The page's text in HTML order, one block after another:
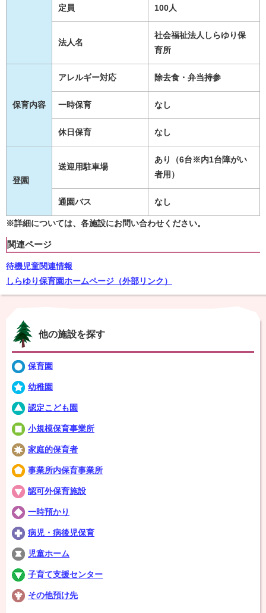
定員 100人
法人名
社会福祉法人しらゆり保
育所
保育内容
アレルギー対応 除去食・弁当持参
一時保育 なし
休日保育 なし
登園
送迎用駐車場
あり（6台※内1台障がい
者用）
通園バス なし
※詳細については、各施設にお問い合わせください。
関連ページ
待機児童関連情報
しらゆり保育園ホームページ（外部リンク）
他の施設を探す
保育園
幼稚園
認定こども園
小規模保育事業所
家庭的保育者
事業所内保育事業所
認可外保育施設
一時預かり
病児・病後児保育
児童ホーム
子育て支援センター
その他預け先